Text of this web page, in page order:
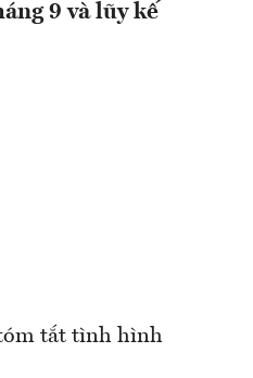
9 và lũy kế
tắt tình hình